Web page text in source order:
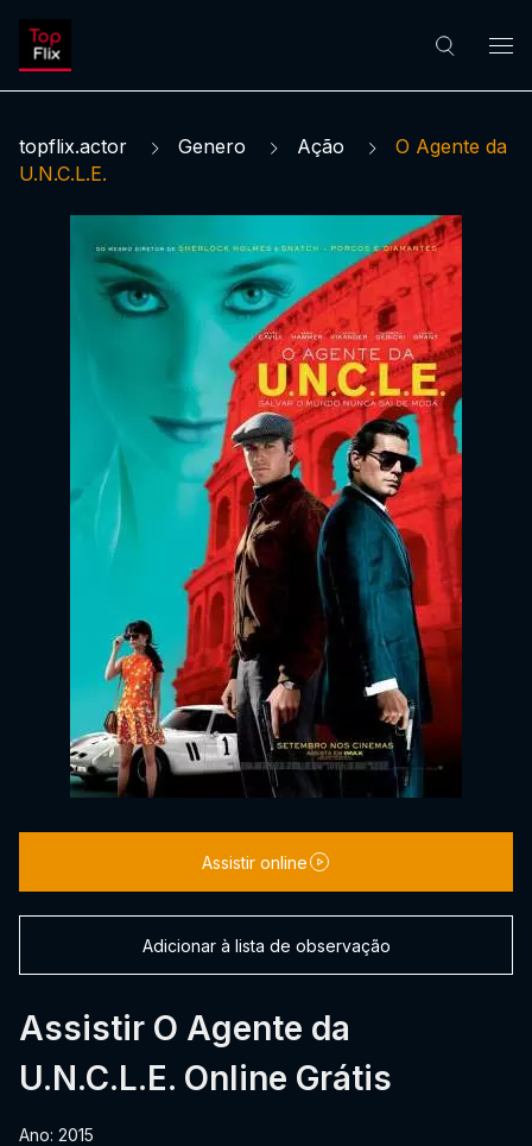
topflix.actor Genero Ação
O Agente da
U.N.C.L.E.
Assistir O Agente da
U.N.C.L.E. Online Grátis
Ano: 2015
Assistir online
Adicionar à lista de observação